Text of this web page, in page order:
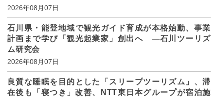
2026年08月07日
石川県・能登地域で観光ガイド育成が本格始動、事業
計画まで学び「観光起業家」創出へ ―石川ツーリズ
ム研究会
2026年08月07日
良質な睡眠を目的とした「スリープツーリズム」、滞
在後も「寝つき」改善、NTT東日本グループが宿泊施